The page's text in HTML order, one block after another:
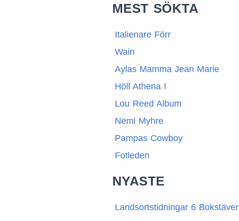
MEST SÖKTA
Italienare Förr
Wain
Aylas Mamma Jean Marie
Höll Athena I
Lou Reed Album
Nemi Myhre
Pampas Cowboy
Fotleden
NYASTE
Landsortstidningar 6 Bokstäver